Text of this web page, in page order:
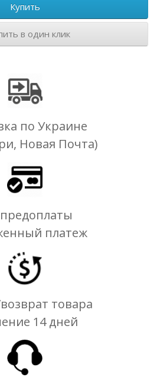
Купить
в один клик
по Украине
Новая Почта)
платеж
товара
14 дней